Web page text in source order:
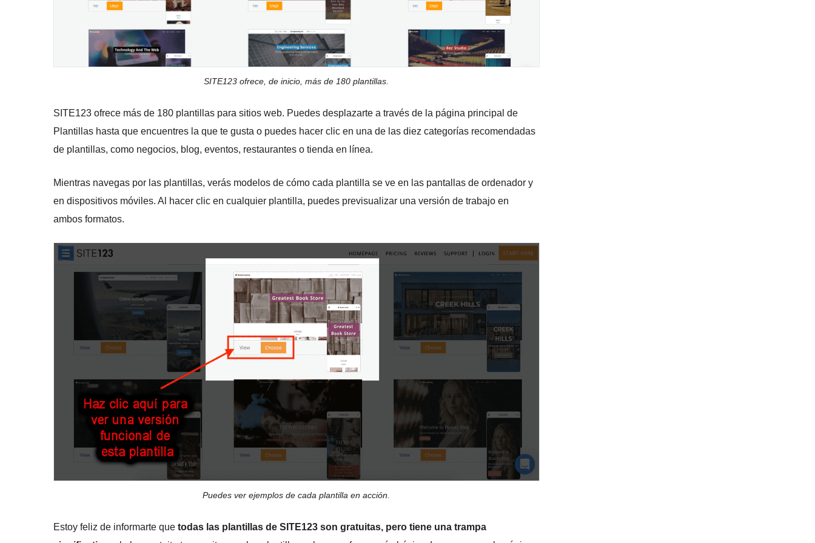
SITE123 ofrece, de inicio, más de 180 plantillas.
SITE123 ofrece más de 180 plantillas para sitios web. Puedes desplazarte a través de la página principal de
Plantillas hasta que encuentres la que te gusta o puedes hacer clic en una de las diez categorías recomendadas
de plantillas, como negocios, blog, eventos, restaurantes o tienda en línea.
Mientras navegas por las plantillas, verás modelos de cómo cada plantilla se ve en las pantallas de ordenador y
en dispositivos móviles. Al hacer clic en cualquier plantilla, puedes previsualizar una versión de trabajo en
ambos formatos.
Puedes ver ejemplos de cada plantilla en acción.
Estoy feliz de informarte que todas las plantillas de SITE123 son gratuitas, pero tiene una trampa